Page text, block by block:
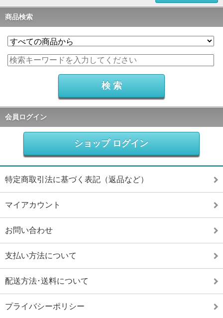
商品検索
会員ログイン
ショップ ログイン
特定商取引法に基づく表記（返品など）
マイアカウント
お問い合わせ
支払い方法について
配送方法･送料について
プライバシーポリシー